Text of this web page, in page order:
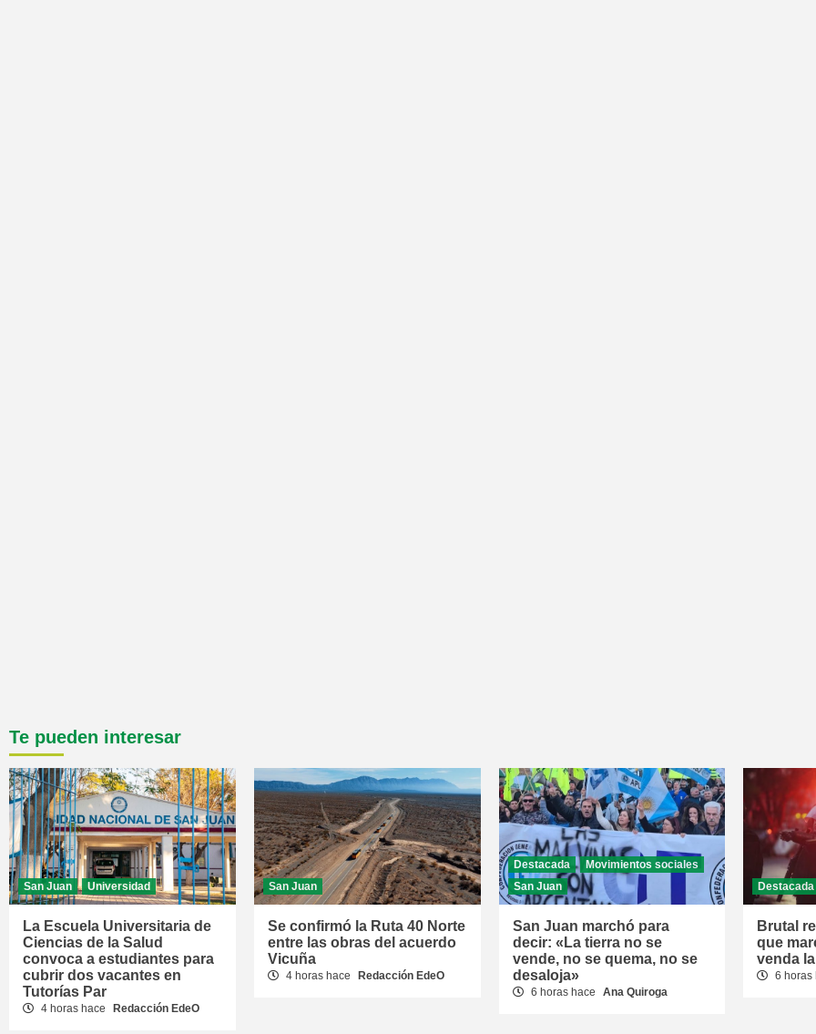
Te pueden interesar
San Juan Universidad
La Escuela Universitaria de
Ciencias de la Salud
convoca a estudiantes para
cubrir dos vacantes en
Tutorías Par
4 horas hace Redacción EdeO
San Juan
Se confirmó la Ruta 40 Norte
entre las obras del acuerdo
Vicuña
4 horas hace Redacción EdeO
Destacada
Movimientos sociales
San Juan
San Juan marchó para
decir: «La tierra no se
vende, no se quema, no se
desaloja»
6 horas hace Ana Quiroga
Destacada
Brutal
que
venda
6